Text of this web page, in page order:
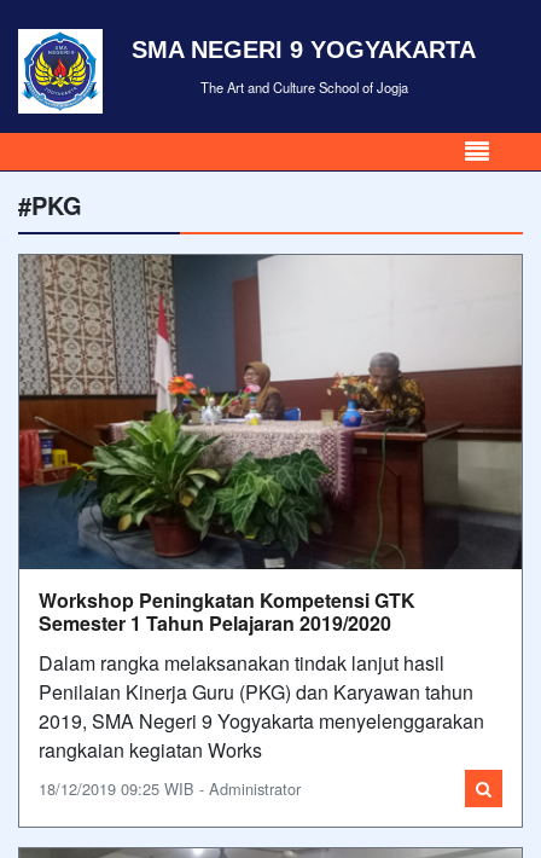
SMA NEGERI 9 YOGYAKARTA
The Art and Culture School of Jogja
#PKG
Workshop Peningkatan Kompetensi GTK
Semester 1 Tahun Pelajaran 2019/2020
Dalam rangka melaksanakan tindak lanjut hasil
Penilaian Kinerja Guru (PKG) dan Karyawan tahun
2019, SMA Negeri 9 Yogyakarta menyelenggarakan
rangkaian kegiatan Works
18/12/2019 09:25 WIB - Administrator